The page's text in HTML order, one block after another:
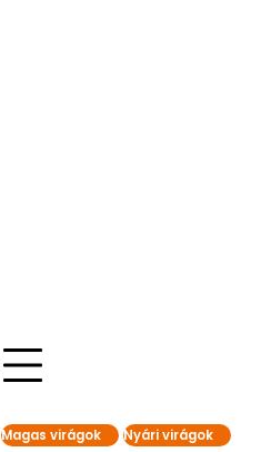
Magas virágok
Nyári virágok